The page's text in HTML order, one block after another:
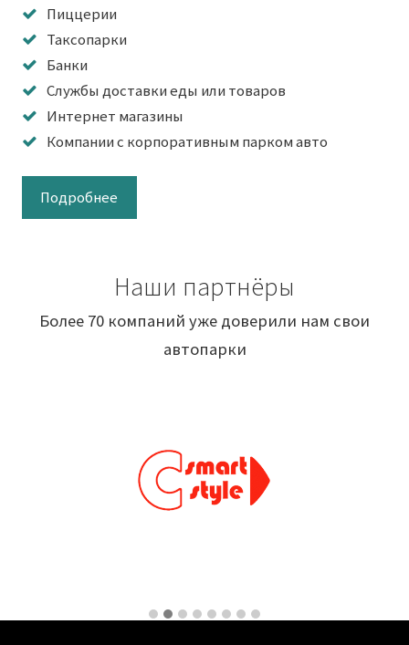
Пиццерии
Таксопарки
Банки
Службы доставки еды или товаров
Интернет магазины
Компании с корпоративным парком авто
Подробнее
Наши партнёры
Более 70 компаний уже доверили нам свои
автопарки